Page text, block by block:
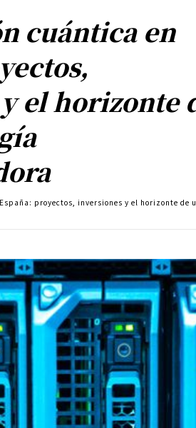
cuántica en
el horizonte
proyectos, inversiones y el horizonte de